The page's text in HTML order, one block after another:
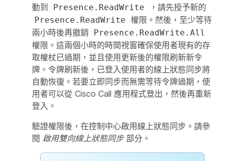
動到
Presence.ReadWrite ，請先授予新的
Presence.ReadWrite 權限。然後，至少等待
兩小時後再撤銷
Presence.ReadWrite.All
權限。這兩個小時的時間視窗確保使用者現有的存
取權杖已過期，並且使用更新後的權限刷新新令
牌。令牌刷新後，已登入使用者的線上狀態同步將
自動恢復。若要立即同步而無需等待令牌過期，使
用者可以從 Cisco Call 應用程式登出，然後再重新
登入。
驗證權限後，在控制中心啟用線上狀態同步。請參
閱 啟用雙向線上狀態同步部分。